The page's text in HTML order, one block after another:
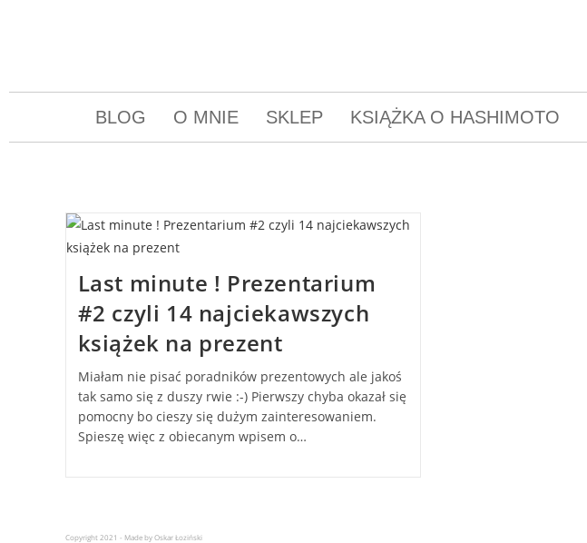
BLOG O MNIE SKLEP KSIĄŻKA O HASHIMOTO
Last minute ! Prezentarium
#2 czyli 14 najciekawszych
książek na prezent
Miałam nie pisać poradników prezentowych ale jakoś
tak samo się z duszy rwie :-) Pierwszy chyba okazał się
pomocny bo cieszy się dużym zainteresowaniem.
Spieszę więc z obiecanym wpisem o…
Copyright 2021 - Made by Oskar Łoziński